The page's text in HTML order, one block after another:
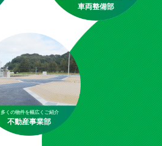
車両整備部
多くの物件を幅広くご紹介
不動産事業部